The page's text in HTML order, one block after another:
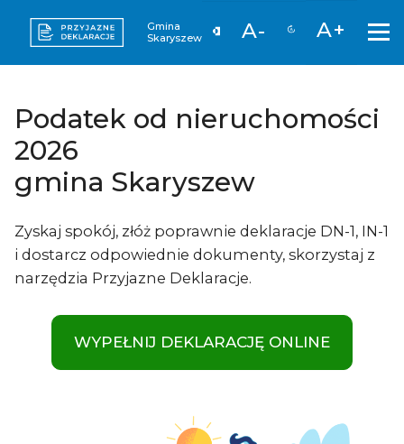
Gmina
Skaryszew
A- A+
Podatek od nieruchomości
2026
gmina Skaryszew
Zyskaj spokój, złóż poprawnie deklaracje DN-1, IN-1
i dostarcz odpowiednie dokumenty, skorzystaj z
narzędzia Przyjazne Deklaracje.
WYPEŁNIJ DEKLARACJĘ ONLINE